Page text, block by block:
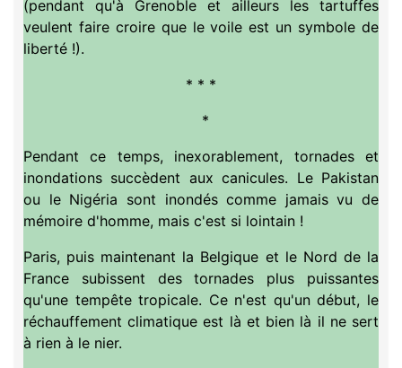
(pendant qu'à Grenoble et ailleurs les tartuffes
veulent faire croire que le voile est un symbole de
liberté !).
* * *
*
Pendant ce temps, inexorablement, tornades et
inondations succèdent aux canicules. Le Pakistan
ou le Nigéria sont inondés comme jamais vu de
mémoire d'homme, mais c'est si lointain !
Paris, puis maintenant la Belgique et le Nord de la
France subissent des tornades plus puissantes
qu'une tempête tropicale. Ce n'est qu'un début, le
réchauffement climatique est là et bien là il ne sert
à rien à le nier.